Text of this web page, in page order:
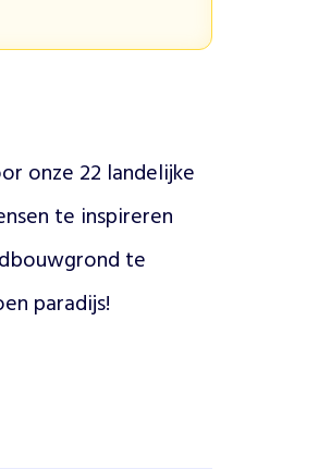
onze 22 landelijke
te inspireren
te
paradijs!